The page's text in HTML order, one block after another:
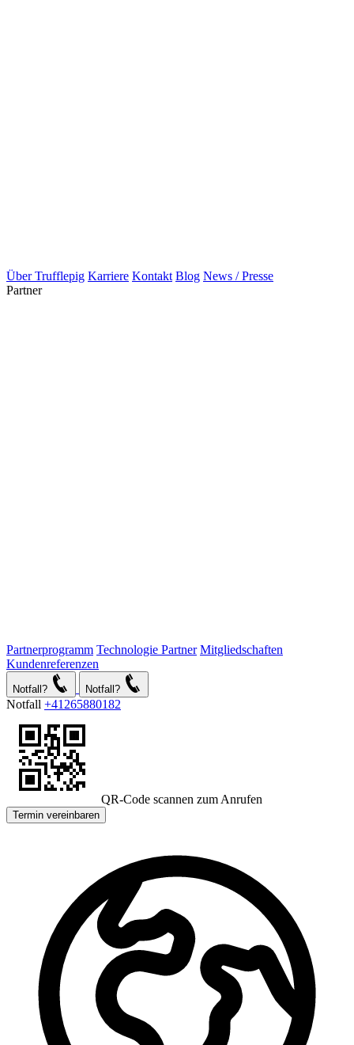
Über Trufflepig Karriere Kontakt Blog News / Presse
Partner
Partnerprogramm Technologie Partner Mitgliedschaften
Kundenreferenzen
Notfall? Notfall?
Notfall +41265880182
QR-Code scannen zum Anrufen
Termin vereinbaren